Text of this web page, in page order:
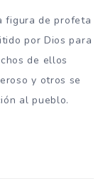
figura de profeta
por Dios para
de ellos
y otros se
al pueblo.